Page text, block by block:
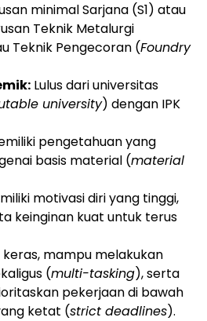
minimal Sarjana (S1) atau
Teknik Metalurgi
Teknik Pengecoran (Foundry
Lulus dari universitas
university) dengan IPK
pengetahuan yang
basis material (material
motivasi diri yang tinggi,
keinginan kuat untuk terus
keras, mampu melakukan
(multi-tasking), serta
pekerjaan di bawah
ketat (strict deadlines).